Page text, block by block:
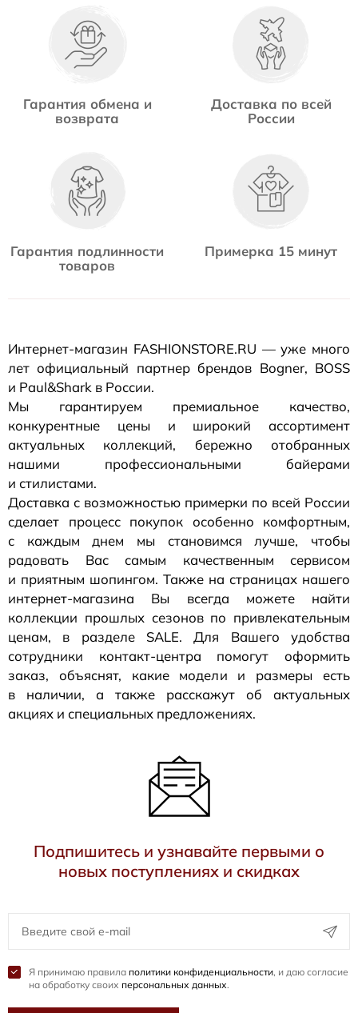
Гарантия обмена и
возврата
Доставка по всей
России
Гарантия подлинности
товаров
Примерка 15 минут
Интернет-магазин FASHIONSTORE.RU — уже много
лет официальный партнер брендов Bogner, BOSS
и Paul&Shark в России.
Мы гарантируем премиальное качество,
конкурентные цены и широкий ассортимент
актуальных коллекций, бережно отобранных
нашими профессиональными байерами
и стилистами.
Доставка с возможностью примерки по всей России
сделает процесс покупок особенно комфортным,
с каждым днем мы становимся лучше, чтобы
радовать Вас самым качественным сервисом
и приятным шопингом. Также на страницах нашего
интернет-магазина Вы всегда можете найти
коллекции прошлых сезонов по привлекательным
ценам, в разделе SALE. Для Вашего удобства
сотрудники контакт-центра помогут оформить
заказ, объяснят, какие модели и размеры есть
в наличии, а также расскажут об актуальных
акциях и специальных предложениях.
Подпишитесь и узнавайте первыми о
новых поступлениях и скидках
Я принимаю правила политики конфиденциальности, и даю согласие
на обработку своих персональных данных.